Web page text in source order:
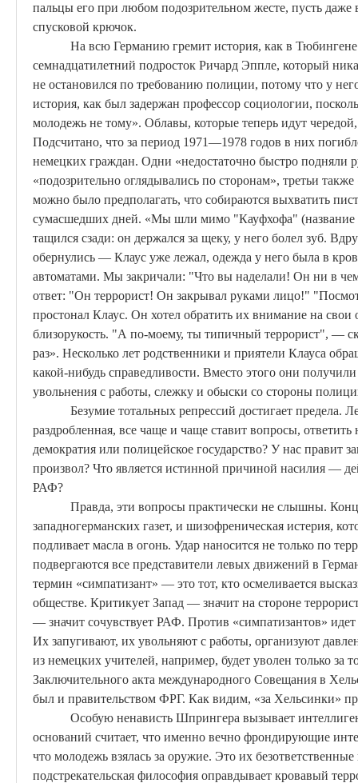
пальцы его при любом подозрительном жесте, пусть даже
спусковой крючок.
На всю Германию гремит история, как в
семнадцатилетний подросток Ричард Эппле, который
не остановился по требованию полиции, потому что у
история, как был задержан профессор социологии,
молодежь не тому». Облавы, которые теперь идут
Подсчитано, что за период 1971—1978 годов в них
немецких граждан. Одни «недостаточно быстро подняли
«подозрительно оглядывались по сторонам», третьи
можно было предполагать, что собираются выхватить
сумасшедших дней. «Мы шли мимо "Кауфхофа"
тащился сзади: он держался за щеку, у него болел зуб.
обернулись — Клаус уже лежал, одежда у него была в
автоматами. Мы закричали: "Что вы наделали! Он ни в
ответ: "Он террорист! Он закрывал руками лицо!"
простонал Клаус. Он хотел обратить их внимание на
близорукость. "А по-моему, ты типичный террорист", —
раз». Несколько лет родственники и приятели Клауса
какой-нибудь справедливости. Вместо этого они
увольнения с работы, слежку и обыски со стороны
Безумие тотальных репрессий достигает предела.
раздробленная, все чаще и чаще ставит вопросы,
демократия или полицейское государство? У нас правит
произвол? Что является истинной причиной насилия —
РАФ?
Правда, эти вопросы практически не слышны.
западногерманских газет, и шизофреническая истерия,
подливает масла в огонь. Удар наносится не только по
подвергаются все представители левых движений в
термин «симпатизант» — это тот, кто осмеливается
обществе. Критикует Запад — значит на стороне
— значит сочувствует РАФ. Против «симпатизантов»
Их запугивают, их увольняют с работы, организуют
из немецких учителей, например, будет уволен только за
Заключительного акта международного Совещания в
был и правительством ФРГ. Как видим, «за Хельсинки»
Особую ненависть Шпрингера вызывает
оснований считает, что именно вечно фрондирующие
что молодежь взялась за оружие. Это их
подстрекательская философия оправдывает кровавый